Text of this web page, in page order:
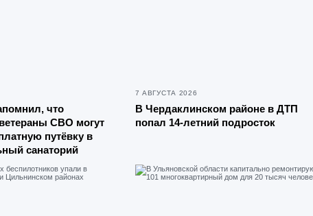
что
СВО могут
путёвку в
санаторий
7 АВГУСТА 2026
В Чердаклинском районе в ДТП
попал 14-летний подросток